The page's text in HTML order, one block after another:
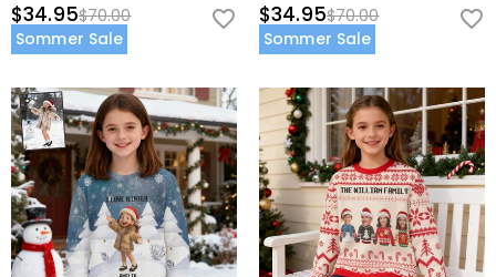
$34.95$70.00
Sommer Sale
$34.95$70.00
Sommer Sale